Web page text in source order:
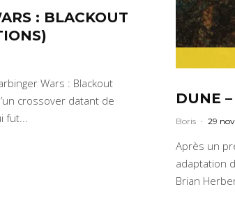
: BLACKOUT
Wars : Blackout
crossover datant de
DUNE
Boris · 29
Après un
adaptation
Brian